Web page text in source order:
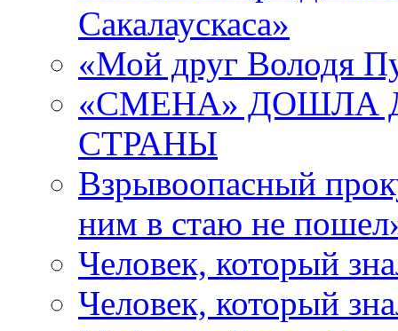
Сакалаускаса»
«Мой друг Володя
«СМЕНА» ДОШЛА
СТРАНЫ
Взрывоопасный
ним в стаю не
Человек, который
Человек, который